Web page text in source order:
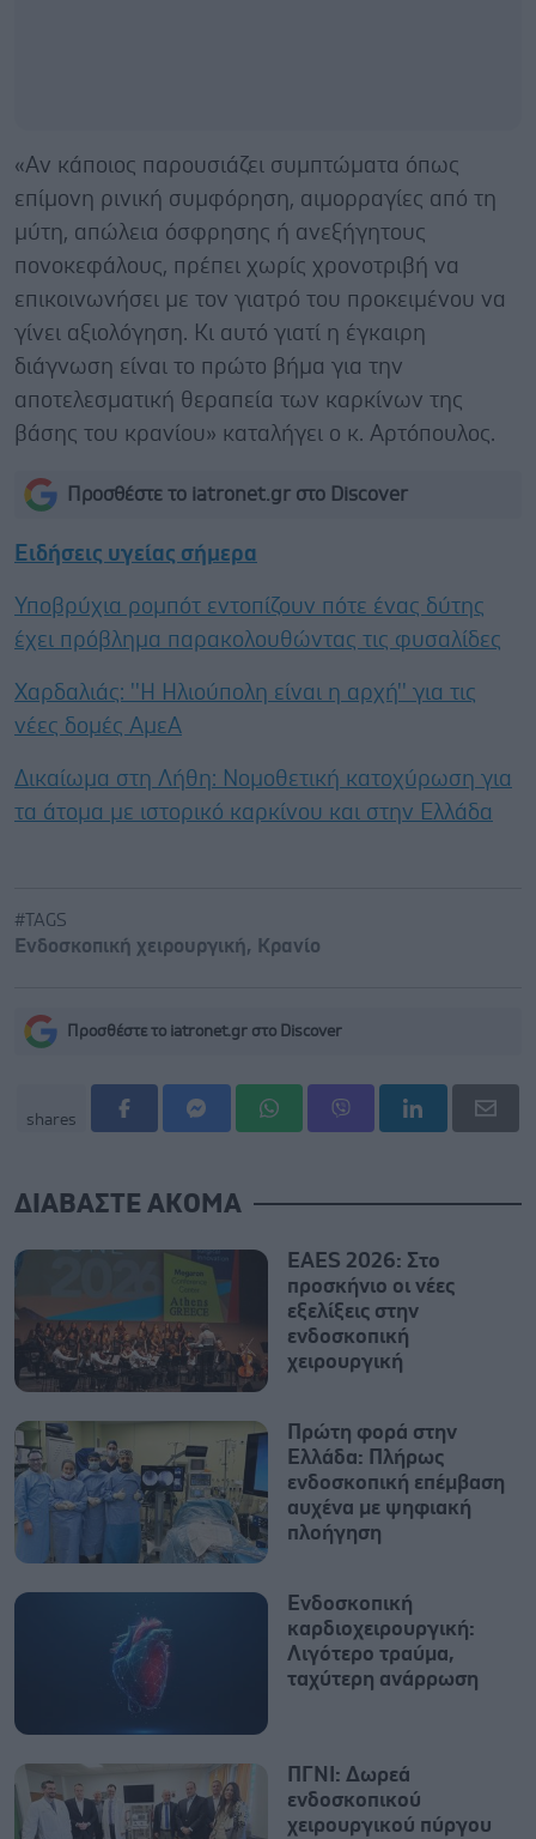
«Αν κάποιος παρουσιάζει συμπτώματα όπως
επίμονη ρινική συμφόρηση, αιμορραγίες από τη
μύτη, απώλεια όσφρησης ή ανεξήγητους
πονοκεφάλους, πρέπει χωρίς χρονοτριβή να
επικοινωνήσει με τον γιατρό του προκειμένου να
γίνει αξιολόγηση. Κι αυτό γιατί η έγκαιρη
διάγνωση είναι το πρώτο βήμα για την
αποτελεσματική θεραπεία των καρκίνων της
βάσης του κρανίου» καταλήγει ο κ. Αρτόπουλος.
Προσθέστε το iatronet.gr στο Discover
Ειδήσεις υγείας σήμερα
Υποβρύχια ρομπότ εντοπίζουν πότε ένας δύτης
έχει πρόβλημα παρακολουθώντας τις φυσαλίδες
Χαρδαλιάς: ''Η Ηλιούπολη είναι η αρχή'' για τις
νέες δομές ΑμεΑ
Δικαίωμα στη Λήθη: Νομοθετική κατοχύρωση για
τα άτομα με ιστορικό καρκίνου και στην Ελλάδα
#TAGS
Ενδοσκοπική χειρουργική, Κρανίο
Προσθέστε το iatronet.gr στο Discover
shares
ΔΙΑΒΑΣΤΕ ΑΚΟΜΑ
EAES 2026: Στο
προσκήνιο οι νέες
εξελίξεις στην
ενδοσκοπική
χειρουργική
Πρώτη φορά στην
Ελλάδα: Πλήρως
ενδοσκοπική επέμβαση
αυχένα με ψηφιακή
πλοήγηση
Ενδοσκοπική
καρδιοχειρουργική:
Λιγότερο τραύμα,
ταχύτερη ανάρρωση
ΠΓΝΙ: Δωρεά
ενδοσκοπικού
χειρουργικού πύργου